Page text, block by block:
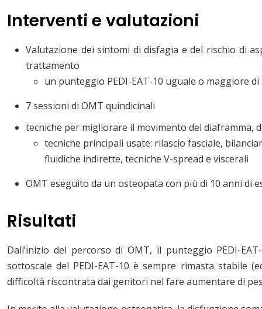
Interventi e valutazioni
Valutazione dei sintomi di disfagia e del rischio di
trattamento
un punteggio PEDI-EAT-10 uguale o maggiore
7 sessioni di OMT quindicinali
tecniche per migliorare il movimento del diaframma,
tecniche principali usate: rilascio fasciale,
fluidiche indirette, tecniche V-spread e viscerali
OMT eseguito da un osteopata con più di 10 anni di
Risultati
Dall’inizio del percorso di OMT, il punteggio PEDI-
sottoscale del PEDI-EAT-10 è sempre rimasta stabile
difficoltà riscontrata dai genitori nel fare aumentare di